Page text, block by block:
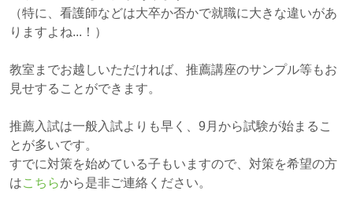
（特に、看護師などは大卒か否かで就職に大きな違いがあ
りますよね...！）
教室までお越しいただければ、推薦講座のサンプル等もお
見せすることができます。
推薦入試は一般入試よりも早く、9月から試験が始まるこ
とが多いです。
すでに対策を始めている子もいますので、 対策を希望の方
はこちらから是非ご連絡ください。